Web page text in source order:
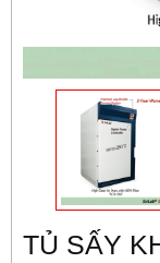
TỦ SẤY